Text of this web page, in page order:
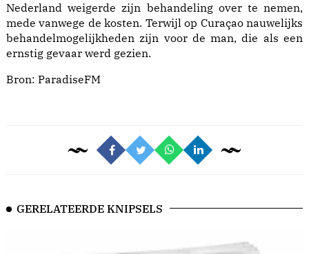
Nederland weigerde zijn behandeling over te nemen,
mede vanwege de kosten. Terwijl op Curaçao nauwelijks
behandelmogelijkheden zijn voor de man, die als een
ernstig gevaar werd gezien.
Bron: ParadiseFM
GERELATEERDE KNIPSELS